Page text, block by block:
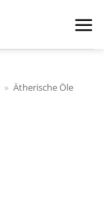
» Ätherische Öle